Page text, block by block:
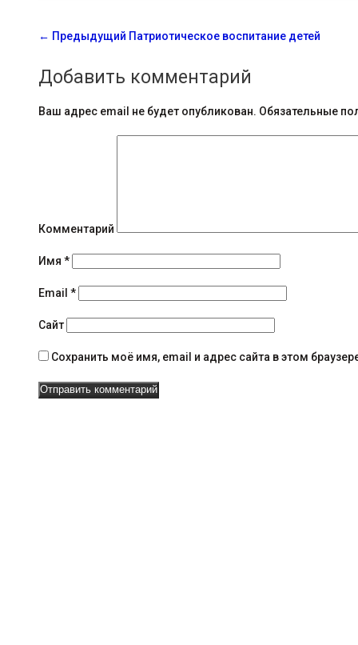
С
о
о
б
и
я
н
а
в
и
г
← Предыдущий Патриотическое воспитание детей
Добавить комментарий
Ваш адрес email не будет опубликован. Обязательные
Комментарий
Имя *
Email *
Сайт
Сохранить моё имя, email и адрес сайта в этом